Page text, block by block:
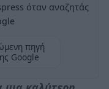
όταν αναζητάς
πηγή
Google